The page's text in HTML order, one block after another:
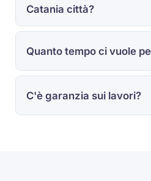
Catania città?
Quanto tempo ci vuole
C'è garanzia sui lavori?